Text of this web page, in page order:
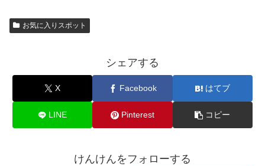
お気に入りスポット
シェアする
X Facebook はてブ
LINE Pinterest コピー
けんけんをフォローする